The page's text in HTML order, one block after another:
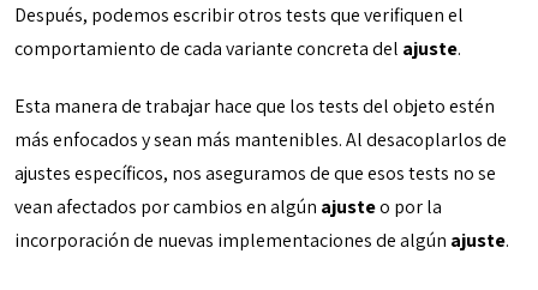
Después, podemos escribir otros tests que verifiquen el
comportamiento de cada variante concreta del ajuste.
Esta manera de trabajar hace que los tests del objeto estén
más enfocados y sean más mantenibles. Al desacoplarlos de
ajustes específicos, nos aseguramos de que esos tests no se
vean afectados por cambios en algún ajusteo por la
incorporación de nuevas implementaciones de algún ajuste.